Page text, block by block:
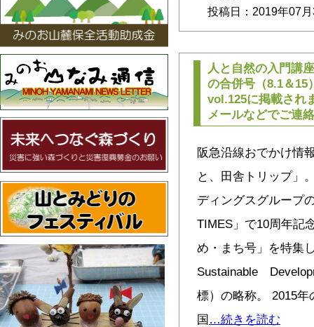
投稿日：2019年07
人と自然の入門講
の合併号（8.1＆15
vol.125に掲載され
メールなどでご連
阪急沿線おでかけ情
と、田舎トリップ」
ディングスグループ
TIMES」で10周年記
め・まち号」を特集
Sustainable
標）の略称。 2015
国…続きを読む